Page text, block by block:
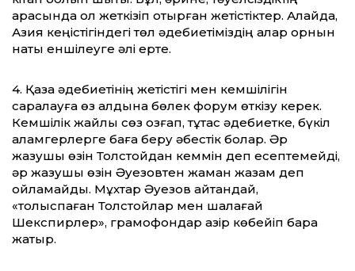
арқасында қол жеткізіп отырған жетістіктер. Алайда,
Азия кеңістігіндегі төл әдебиетіміздің алар орнын
нақты еншілеуге әлі ерте.
4. Қазақ әдебиетінің жетістігі мен кемшілігін
саралауға өз алдына бөлек форум өткізу керек.
Кемшілік жайлы сөз қозғап, тұтас әдебиетке, бүкіл
қаламгерлерге баға беру әбестік болар. Әр
жазушы өзін Толстойдан кеммін деп есептемейді,
әр жазушы өзін Әуезовтен жаман жазам деп
ойламайды. Мұхтар Әуезов айтқандай,
«толыспаған Толстойлар мен шалағай
Шекспирлер», грамофондар қазір көбейіп бара
жатыр.